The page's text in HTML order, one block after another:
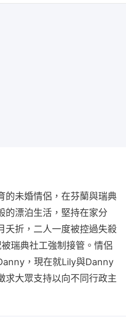
的未婚情侶，在芬蘭與瑞典
的漂泊生活，堅持在家分
夭折，二人一度被控過失殺
瑞典社工強制接管。情侶
，現在就Lily與Danny
求大眾支持以向不同行政主